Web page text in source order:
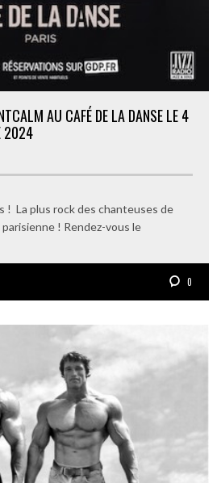
AU CAFÉ DE LA DANSE LE 4
2024
! La plus rock des chanteuses de
! Rendez-vous le
0